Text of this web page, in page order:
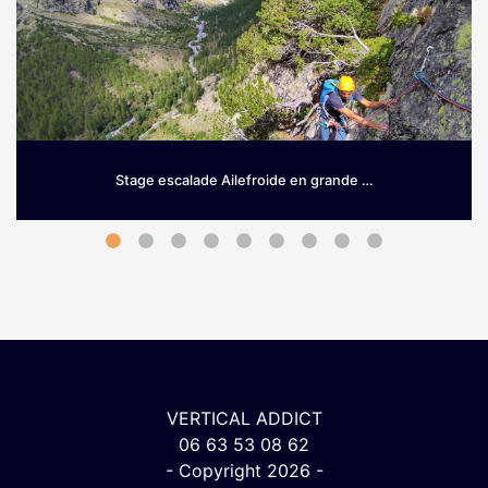
Stage escalade Ailefroide en grande …
Grimpez sur le granit d’Ailefroide! Envie de prendre de la
VERTICAL ADDICT
06 63 53 08 62
- Copyright 2026 -